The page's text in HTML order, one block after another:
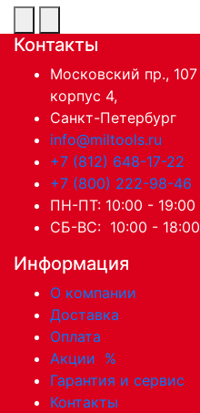
Контакты
Московский пр., 107
корпус 4,
Санкт-Петербург
info@miltools.ru
+7 (812) 648-17-22
+7 (800) 222-98-46
ПН-ПТ: 10:00 - 19:00
СБ-ВС: 10:00 - 18:00
Информация
О компании
Доставка
Оплата
Акции %
Гарантия и сервис
Контакты